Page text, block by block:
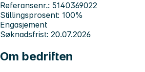
Referansenr.: 5140369022
Stillingsprosent: 100%
Engasjement
Søknadsfrist: 20.07.2026
Om bedriften